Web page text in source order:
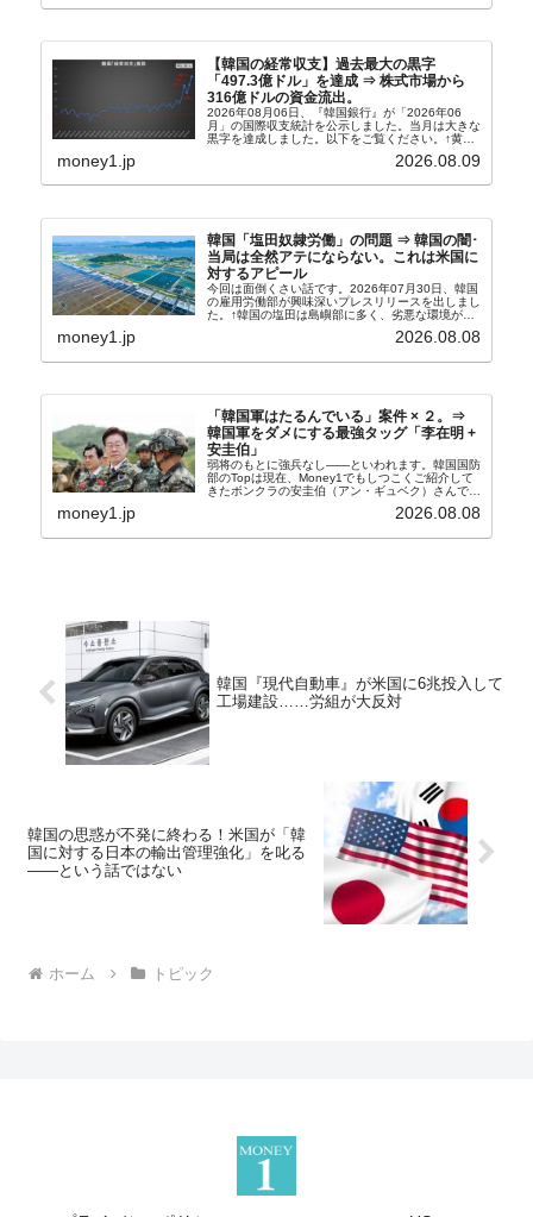
【韓国の経常収支】過去最大の黒字
「497.3億ドル」を達成 ⇒ 株式市場から
316億ドルの資金流出。
2026年08月06日、『韓国銀行』が「2026年06
月」の国際収支統計を公示しました。当月は大きな
黒字を達成しました。以下をご覧ください。↑黄色
の経常収支です。2026年06月貿易収支：4...
money1.jp 2026.08.09
韓国「塩田奴隷労働」の問題 ⇒ 韓国の闇･
当局は全然アテにならない。これは米国に
対するアピール
今回は面倒くさい話です。2026年07月30日、韓国
の雇用労働部が興味深いプレスリリースを出しまし
た。↑韓国の塩田は島嶼部に多く、劣悪な環境が一
たといわれます（後述）。これは、いわゆる「塩田
money1.jp 2026.08.08
「韓国軍はたるんでいる」案件 × ２。⇒
韓国軍をダメにする最強タッグ「李在明 +
安圭伯」
弱将のもとに強兵なし――といわれます。韓国国防
部のTopは現在、Money1でもしつこくご紹介して
きたボンクラの安圭伯（アン・ギュベク）さんで
す。↑経済的無知蒙昧な李在明（イ・ジェミョン）
さんと「韓国初の文官上がり」の国防部長官安圭伯
money1.jp 2026.08.08
韓国『現代自動車』が米国に6兆投入して
工場建設……労組が大反対
韓国の思惑が不発に終わる！米国が「韓
国に対する日本の輸出管理強化」を叱る
――という話ではない
ホーム トピック